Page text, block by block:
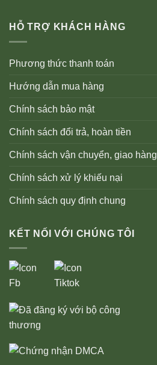
HỖ TRỢ KHÁCH HÀNG
Phương thức thanh toán
Hướng dẫn mua hàng
Chính sách bảo mật
Chính sách đổi trả, hoàn tiền
Chính sách vận chuyển, giao hàng
Chính sách xử lý khiếu nại
Chính sách quy định chung
KẾT NỐI VỚI CHÚNG TÔI